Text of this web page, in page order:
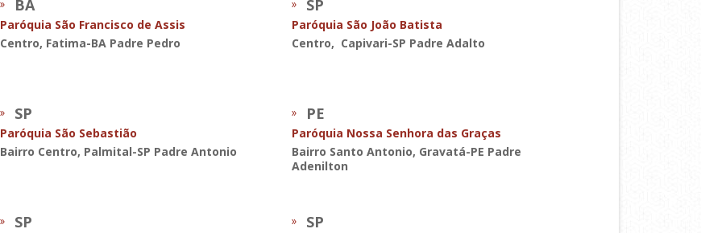
BA
Paróquia São Francisco de Assis
Centro, Fatima-BA Padre Pedro
SP
Paróquia São João Batista
Centro, Capivari-SP Padre Adalto
SP
Paróquia São Sebastião
Bairro Centro, Palmital-SP Padre Antonio
PE
Paróquia Nossa Senhora das Graças
Bairro Santo Antonio, Gravatá-PE Padre
Adenilton
SP SP